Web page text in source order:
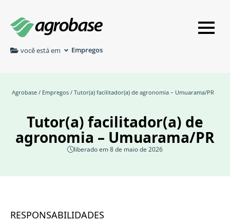
você está em Empregos
Agrobase / Empregos / Tutor(a) facilitador(a) de agronomia – Umuarama/PR
Tutor(a) facilitador(a) de
agronomia – Umuarama/PR
liberado em 8 de maio de 2026
RESPONSABILIDADES